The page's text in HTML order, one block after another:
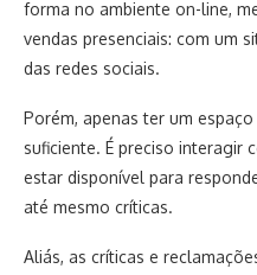
forma no ambiente on-line,
vendas presenciais: com um
das redes sociais.
Porém, apenas ter um
suficiente. É preciso interagir
estar disponível para
até mesmo críticas.
Aliás, as críticas e